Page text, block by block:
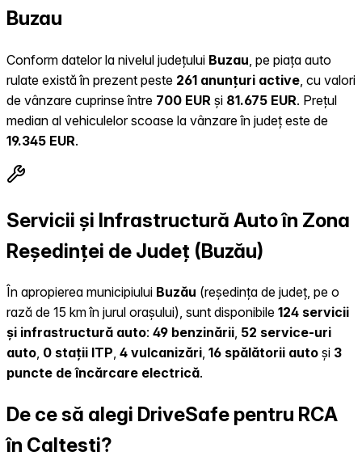
Buzau
Conform datelor la nivelul județului Buzau , pe piața auto
rulate există în prezent peste 261 anunțuri active , cu valori
de vânzare cuprinse între 700 EUR și 81.675 EUR. Prețul
median al vehiculelor scoase la vânzare în județ este de
19.345 EUR.
Servicii și Infrastructură Auto în Zona
Reședinței de Județ (Buzău)
În apropierea municipiului Buzău (reședința de județ, pe o
rază de 15 km în jurul orașului), sunt disponibile 124 servicii
și infrastructură auto: 49 benzinării, 52 service-uri
auto, 0 stații ITP, 4 vulcanizări, 16 spălătorii auto și 3
puncte de încărcare electrică.
De ce să alegi DriveSafe pentru RCA
în Caltesti?